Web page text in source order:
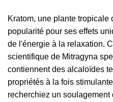
Kratom, une plante tropicale
popularité pour ses effets
de l'énergie à la relaxation.
scientifique de Mitragyna
contiennent des alcaloïdes
propriétés à la fois
recherchiez un soulagement